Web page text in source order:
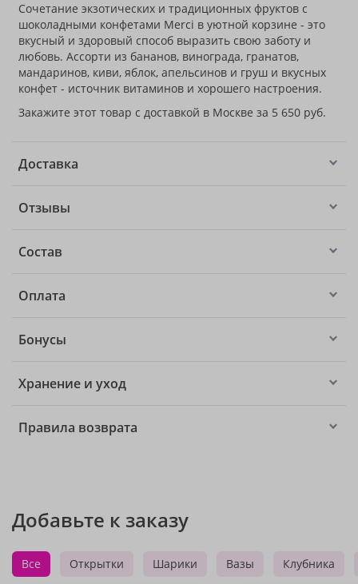
Сочетание экзотических и традиционных фруктов с
шоколадными конфетами Merci в уютной корзине - это
вкусный и здоровый способ выразить свою заботу и
любовь. Ассорти из бананов, винограда, гранатов,
мандаринов, киви, яблок, апельсинов и груш и вкусных
конфет - источник витаминов и хорошего настроения.
Закажите этот товар с доставкой в Москве за 5 650 руб.
Доставка
Отзывы
Состав
Оплата
Бонусы
Хранение и уход
Правила возврата
Добавьте к заказу
Все Открытки Шарики Вазы Клубника